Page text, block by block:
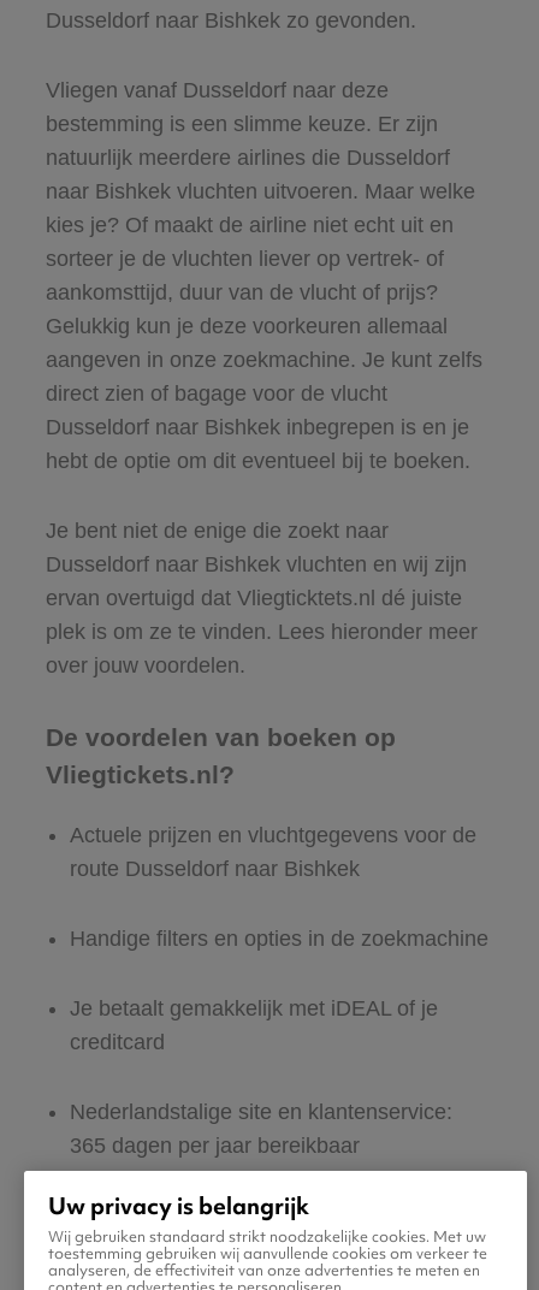
Dusseldorf naar Bishkek zo gevonden.
Vliegen vanaf Dusseldorf naar deze
bestemming is een slimme keuze. Er zijn
natuurlijk meerdere airlines die Dusseldorf
naar Bishkek vluchten uitvoeren. Maar welke
kies je? Of maakt de airline niet echt uit en
sorteer je de vluchten liever op vertrek- of
aankomsttijd, duur van de vlucht of prijs?
Gelukkig kun je deze voorkeuren allemaal
aangeven in onze zoekmachine. Je kunt zelfs
direct zien of bagage voor de vlucht
Dusseldorf naar Bishkek inbegrepen is en je
hebt de optie om dit eventueel bij te boeken.
Je bent niet de enige die zoekt naar
Dusseldorf naar Bishkek vluchten en wij zijn
ervan overtuigd dat Vliegticktets.nl dé juiste
plek is om ze te vinden. Lees hieronder meer
over jouw voordelen.
De voordelen van boeken op
Vliegtickets.nl?
Actuele prijzen en vluchtgegevens voor de
route Dusseldorf naar Bishkek
Handige filters en opties in de zoekmachine
Je betaalt gemakkelijk met iDEAL of je
creditcard
Nederlandstalige site en klantenservice:
365 dagen per jaar bereikbaar
Zeker van veilig boeken en betalen
Boek ook direct een hotel of huurauto voor
Uw privacy is belangrijk
Wij gebruiken standaard strikt noodzakelijke cookies. Met uw
toestemming gebruiken wij aanvullende cookies om verkeer te
analyseren, de effectiviteit van onze advertenties te meten en